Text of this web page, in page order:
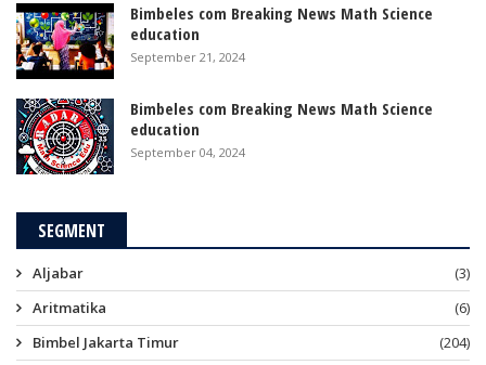
Bimbeles com Breaking News Math Science
education
September 21, 2024
Bimbeles com Breaking News Math Science
education
September 04, 2024
SEGMENT
Aljabar
(3)
Aritmatika
(6)
Bimbel Jakarta Timur
(204)